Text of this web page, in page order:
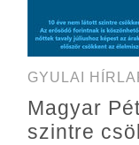
GYULAI
Magyar
szintre